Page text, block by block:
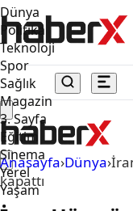
Dünya
Politika
Teknoloji
Spor
Sağlık
Magazin
3. Sayfa
Eğitim
Sinema
Yerel
Yaşam
Anasayfa›Dünya›
kapattı